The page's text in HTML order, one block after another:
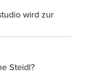
wird zur
Steidl?